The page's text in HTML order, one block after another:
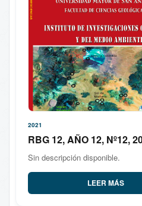
2021
RBG 12, AÑO 12, Nº12,
Sin descripción disponible.
LEER MÁS